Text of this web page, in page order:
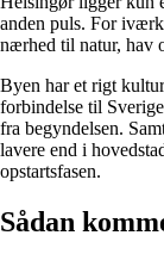
anden puls. For
nærhed til natur, hav
Byen har et rigt
forbindelse til
fra begyndelsen.
lavere end i
opstartsfasen.
Sådan